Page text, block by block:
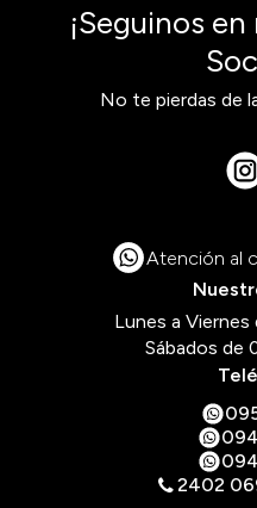
¡Seguinos
No te pierdas de
Atención al
Lunes a
Sábados de
2402